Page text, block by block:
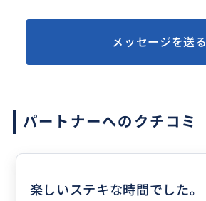
メッセージを送る
パートナーへのクチコミ
楽しいステキな時間でした。